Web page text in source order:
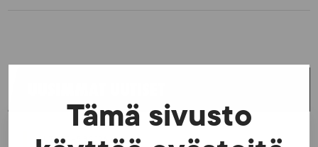
Tämä sivusto
UUTISET - 5.8.2026